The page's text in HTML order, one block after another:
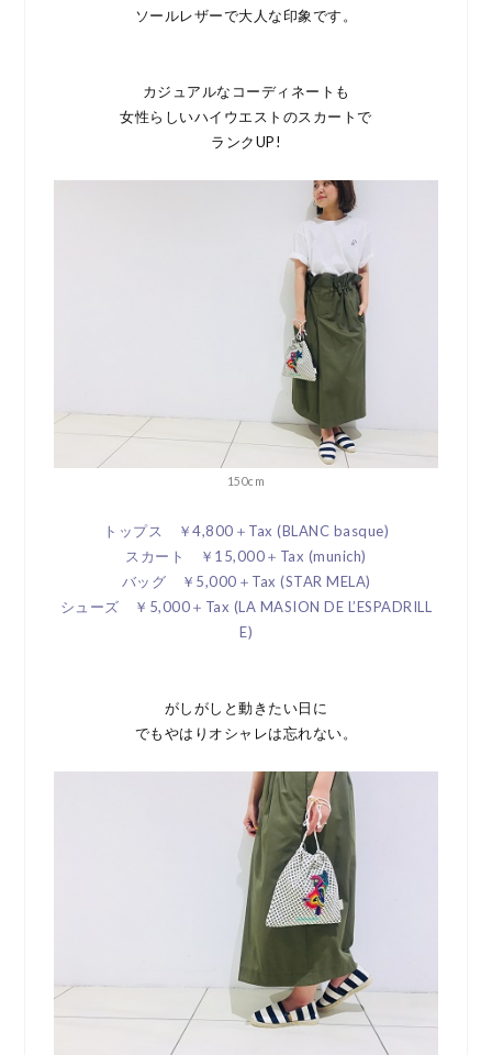
ソールレザーで大人な印象です。
カジュアルなコーディネートも
女性らしいハイウエストのスカートで
ランクUP!
150cm
トップス ￥4,800＋Tax (BLANC basque)
スカート ￥15,000＋Tax (munich)
バッグ ￥5,000＋Tax (STAR MELA)
シューズ ￥5,000＋Tax (LA MASION DE L’ESPADRILL
E)
がしがしと動きたい日に
でもやはりオシャレは忘れない。